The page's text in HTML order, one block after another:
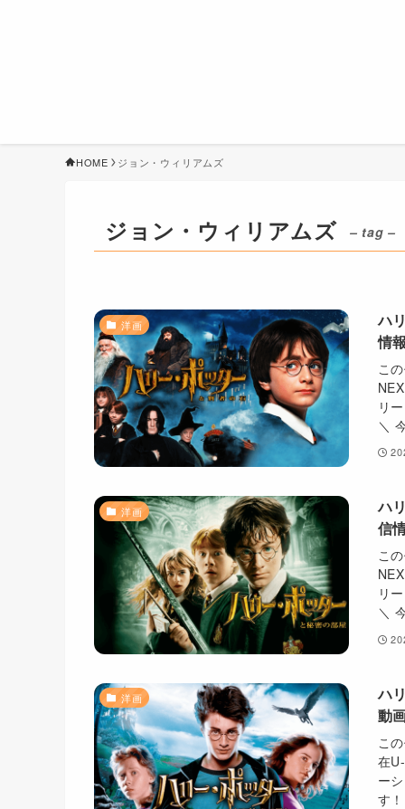
HOME ジョン・ウィリアムズ
ジョン・ウィリアムズ – tag –
洋画
ハ
情
こ
リ
＼
洋画
ハ
信
こ
リ
＼
洋画
ハ
動
こ
在
ー
す